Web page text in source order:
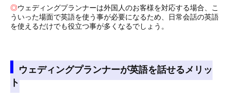
◎ウェディングプランナーは外国人のお客様を対応する場合、こ
ういった場面で英語を使う事が必要になるため、日常会話の英語
を使えるだけでも役立つ事が多くなるでしょう。
ウェディングプランナーが英語を話せるメリッ
ト